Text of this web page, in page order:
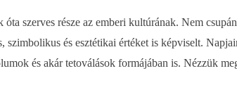
óta szerves része az emberi kultúrának. Nem
szimbolikus és esztétikai értéket is képviselt.
és akár tetoválások formájában is. Nézzük